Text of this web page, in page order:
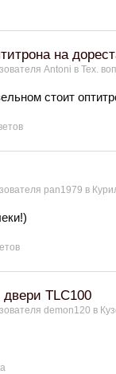
на
Antoni в Тех.
стоит
pan1979 в
TLC100
demon120 в